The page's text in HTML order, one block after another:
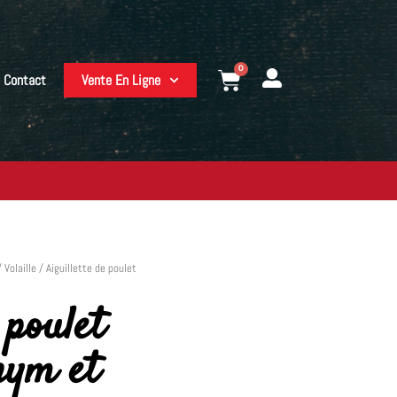
Contact Vente En Ligne
0
Volaille / Aiguillette de poulet
et